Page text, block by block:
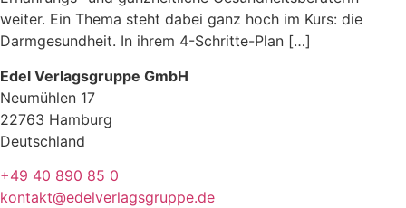
weiter. Ein Thema steht dabei ganz hoch im Kurs: die
Darmgesundheit. In ihrem 4-Schritte-Plan […]
Edel Verlagsgruppe GmbH
Neumühlen 17
22763 Hamburg
Deutschland
+49 40 890 85 0
kontakt@edelverlagsgruppe.de